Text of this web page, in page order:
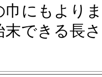
巾にもより
末できる長